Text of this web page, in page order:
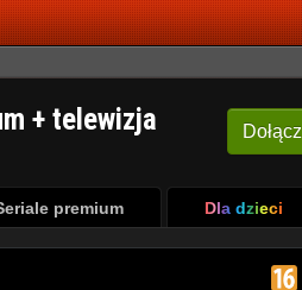
Dołącz
+ telewizja
premium Dla dzieci